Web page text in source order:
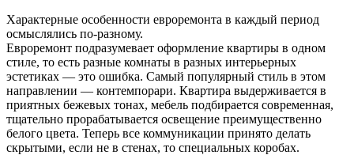
Характерные особенности евроремонта в каждый период
осмыслялись по-разному.
Евроремонт подразумевает оформление квартиры в одном
стиле, то есть разные комнаты в разных интерьерных
эстетиках — это ошибка. Самый популярный стиль в этом
направлении — контемпорари. Квартира выдерживается в
приятных бежевых тонах, мебель подбирается современная,
тщательно прорабатывается освещение преимущественно
белого цвета. Теперь все коммуникации принято делать
скрытыми, если не в стенах, то специальных коробах.